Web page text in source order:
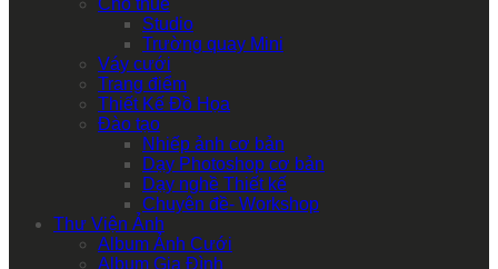
Studio
Trường quay Mini
Váy cưới
Trang điểm
Thiết Kế Đồ Họa
Đào tạo
Nhiếp ảnh cơ bản
Dạy Photoshop cơ bản
Dạy nghề Thiết kế
Chuyên đề- Workshop
Thư Viện Ảnh
Album Ảnh Cưới
Album Gia Đình